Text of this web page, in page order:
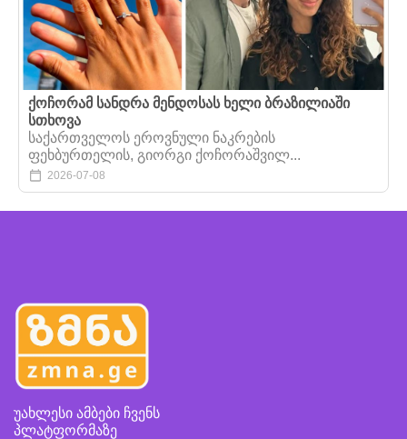
ქოჩორამ სანდრა მენდოსას ხელი ბრაზილიაში
სთხოვა
საქართველოს ეროვნული ნაკრების
ფეხბურთელის, გიორგი ქოჩორაშვილ...
2026-07-08
უახლესი ამბები ჩვენს
პლატფორმაზე